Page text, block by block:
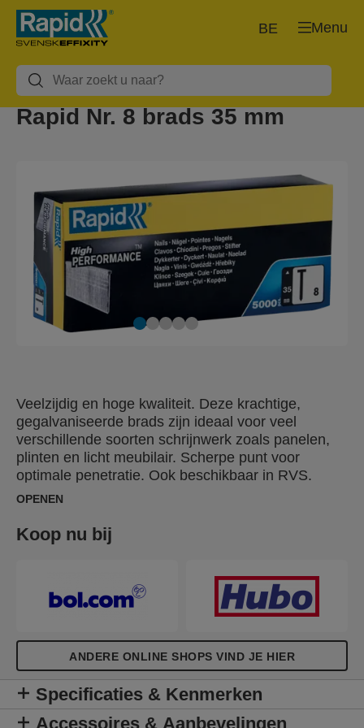
Menu
BE
Rapid Nr. 8 brads 35 mm
Veelzijdig en hoge kwaliteit. Deze krachtige,
gegalvaniseerde brads zijn ideaal voor veel
verschillende soorten schrijnwerk zoals panelen,
plinten en licht meubilair. Scherpe punt voor
optimale penetratie. Ook beschikbaar in RVS.
OPENEN
Koop nu bij
ANDERE ONLINE SHOPS VIND JE HIER
Specificaties & Kenmerken
Accessoires & Aanbevelingen